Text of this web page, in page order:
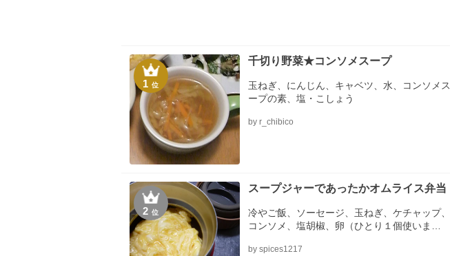
1位
千切り野菜★コンソメスープ
玉ねぎ、にんじん、キャベツ、水、コンソメス
ープの素、塩・こしょう
by r_chibico
2位
スープジャーであったかオムライス弁当
冷やご飯、ソーセージ、玉ねぎ、ケチャップ、
コンソメ、塩胡椒、卵（ひとり１個使いま
by spices1217